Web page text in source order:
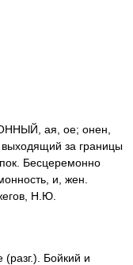
ая, ое; онен,
выходящий за границы
Бесцеремонно
и, жен.
Н.Ю.
Бойкий и